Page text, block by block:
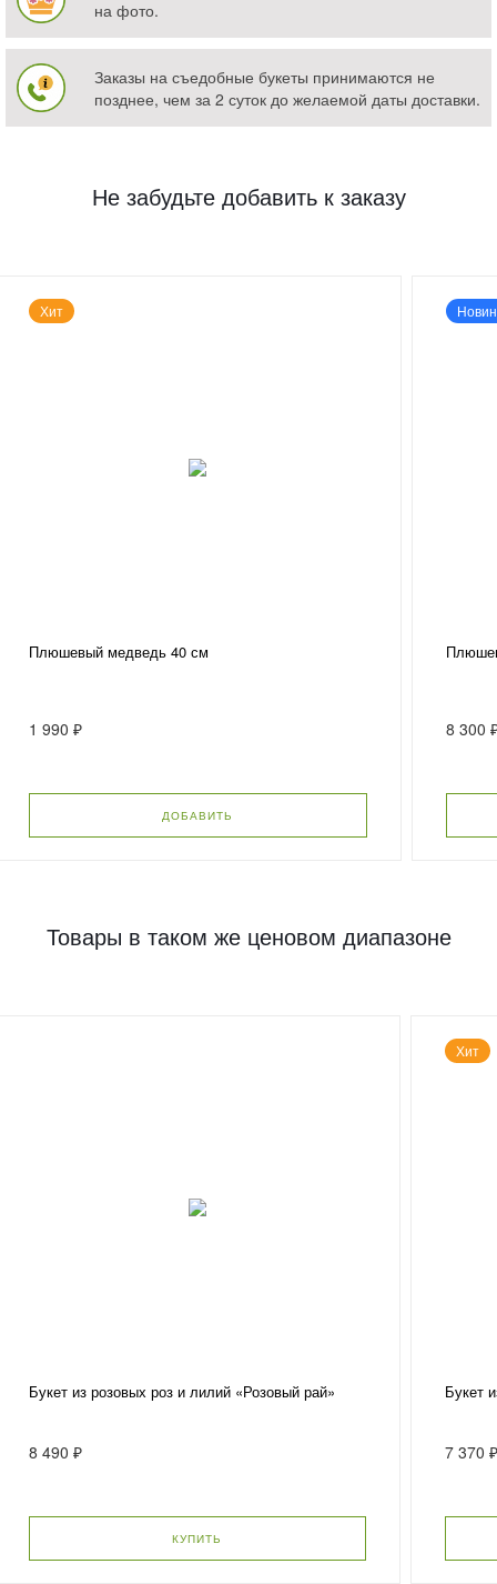
на фото.
Заказы на съедобные букеты принимаются не
позднее, чем за 2 суток до желаемой даты доставки.
Не забудьте добавить к заказу
Хит
Плюшевый медведь 40 см
1 990 ₽
ДОБАВИТЬ
8 300
Товары в таком же ценовом диапазоне
Букет из розовых роз и лилий «Розовый рай»
8 490 ₽
КУПИТЬ
Хит
Букет
7 370